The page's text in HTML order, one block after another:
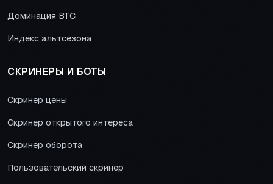
Доминация BTC
Индекс альтсезона
СКРИНЕРЫ И БОТЫ
Скринер цены
Скринер открытого интереса
Скринер оборота
Пользовательский скринер